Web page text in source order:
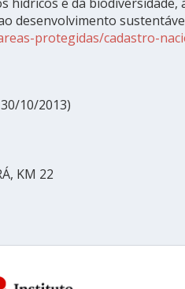
desenvolvimento
protegidas/cadastro-
30/10/2013)
KM 22